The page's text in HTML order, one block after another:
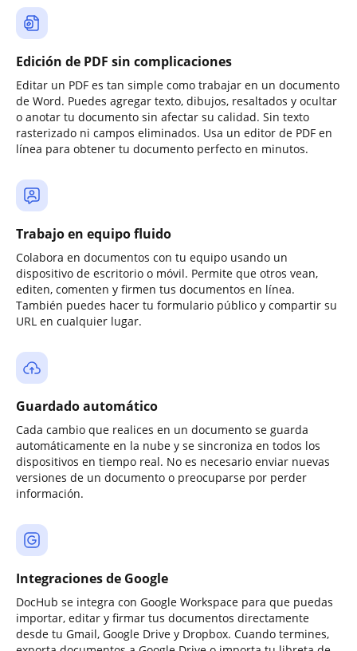
Edición de PDF sin complicaciones
Editar un PDF es tan simple como trabajar en un documento
de Word. Puedes agregar texto, dibujos, resaltados y ocultar
o anotar tu documento sin afectar su calidad. Sin texto
rasterizado ni campos eliminados. Usa un editor de PDF en
línea para obtener tu documento perfecto en minutos.
Trabajo en equipo fluido
Colabora en documentos con tu equipo usando un
dispositivo de escritorio o móvil. Permite que otros vean,
editen, comenten y firmen tus documentos en línea.
También puedes hacer tu formulario público y compartir su
URL en cualquier lugar.
Guardado automático
Cada cambio que realices en un documento se guarda
automáticamente en la nube y se sincroniza en todos los
dispositivos en tiempo real. No es necesario enviar nuevas
versiones de un documento o preocuparse por perder
información.
Integraciones de Google
DocHub se integra con Google Workspace para que puedas
importar, editar y firmar tus documentos directamente
desde tu Gmail, Google Drive y Dropbox. Cuando termines,